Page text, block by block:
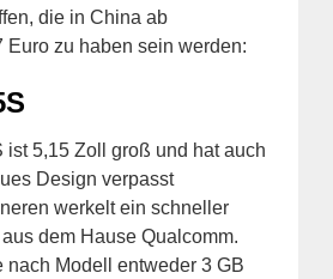
die in China ab
Euro zu haben sein werden:
ist 5,15 Zoll groß und hat auch
Design verpasst
werkelt ein schneller
dem Hause Qualcomm.
nach Modell entweder 3 GB